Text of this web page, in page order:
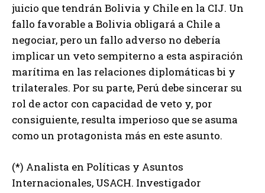
juicio que tendrán Bolivia y Chile en la CIJ. Un
fallo favorable a Bolivia obligará a Chile a
negociar, pero un fallo adverso no debería
implicar un veto sempiterno a esta aspiración
marítima en las relaciones diplomáticas bi y
trilaterales. Por su parte, Perú debe sincerar su
rol de actor con capacidad de veto y, por
consiguiente, resulta imperioso que se asuma
como un protagonista más en este asunto.
(*) Analista en Políticas y Asuntos
Internacionales, USACH. Investigador